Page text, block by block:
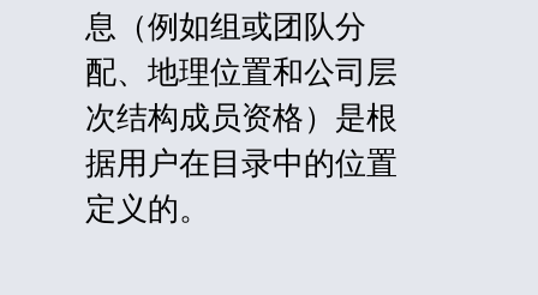
息（例如组或团队分
配、地理位置和公司层
次结构成员资格）是根
据用户在目录中的位置
定义的。